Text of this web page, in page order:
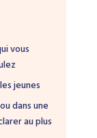
vous
jeunes
dans une
au plus